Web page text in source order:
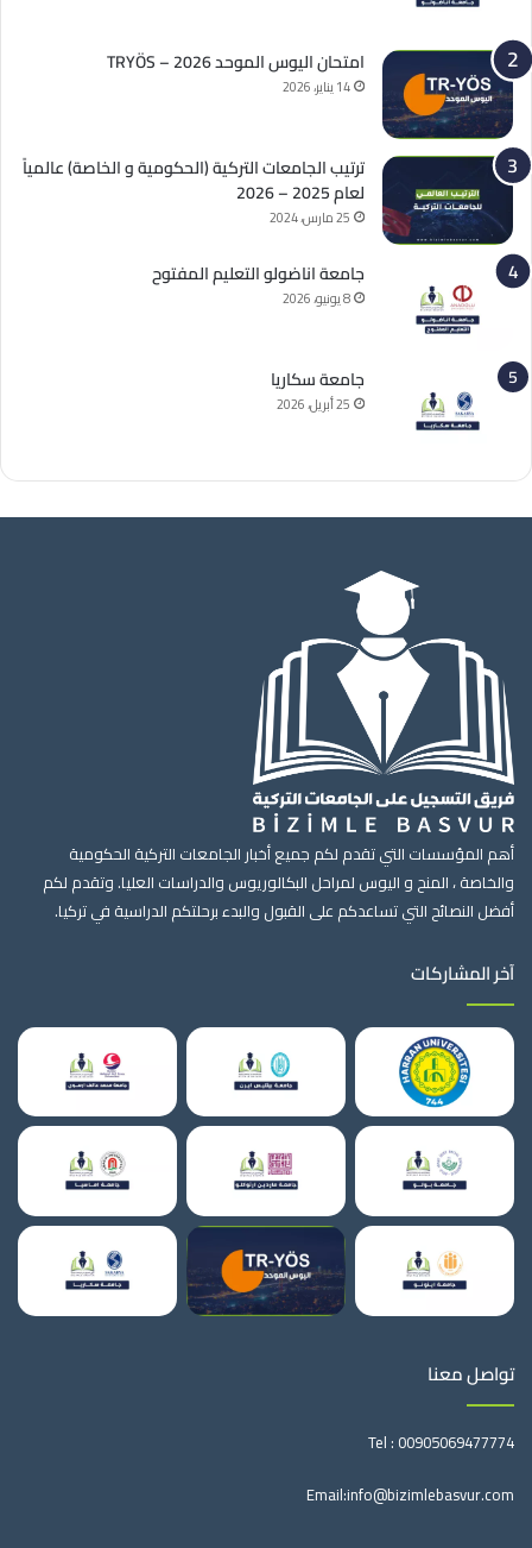
امتحان اليوس الموحد 2026 – TRYÖS
14 يناير، 2026
ترتيب الجامعات التركية (الحكومية و الخاصة) عالمياً
لعام 2025 – 2026
25 مارس، 2024
جامعة اناضولو التعليم المفتوح
8 يونيو، 2026
جامعة سكاريا
25 أبريل، 2026
أهم المؤسسات التي تقدم لكم جميع أخبار الجامعات التركية الحكومية
والخاصة ، المنح و اليوس لمراحل البكالوريوس والدراسات العليا. وتقدم لكم
أفضل النصائح التي تساعدكم على القبول والبدء برحلتكم الدراسية في تركيا.
آخر المشاركات
تواصل معنا
Tel : 00905069477774
Email:info@bizimlebasvur.com